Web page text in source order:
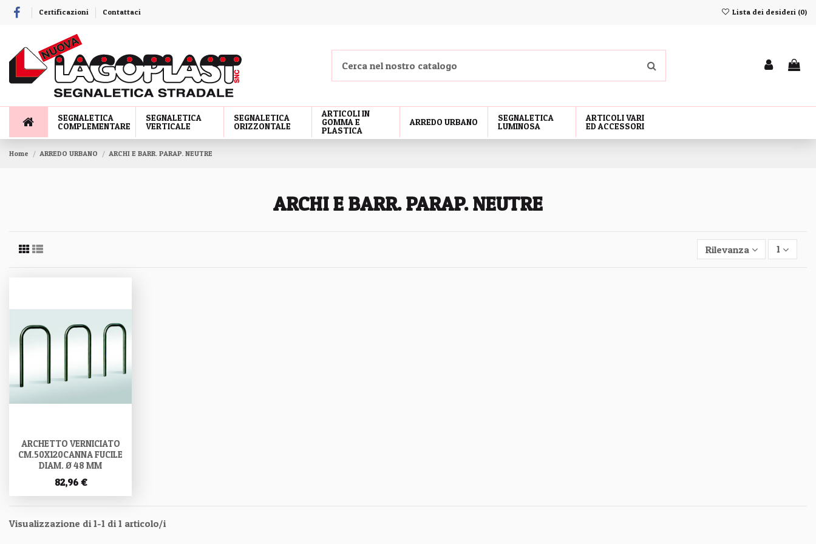
Certificazioni Contattaci Lista dei desideri (0)
SEGNALETICA
COMPLEMENTARE
SEGNALETICA
VERTICALE
SEGNALETICA
ORIZZONTALE
ARTICOLI IN
GOMMA E
PLASTICA
ARREDO URBANO
SEGNALETICA
LUMINOSA
ARTICOLI VARI
ED ACCESSORI
Home ARREDO URBANO ARCHI E BARR. PARAP. NEUTRE
ARCHI E BARR. PARAP. NEUTRE
Rilevanza 1
ARCHETTO VERNICIATO
CM.50X120CANNA FUCILE
DIAM. Ø 48 MM
82,96 €
Visualizzazione di 1-1 di 1 articolo/i